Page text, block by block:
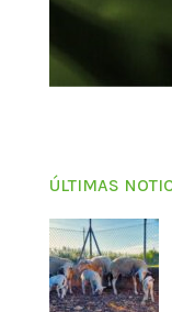
ÚLTIMAS